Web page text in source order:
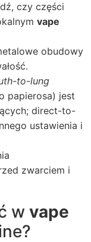
czy części
vape
obudowy
to-lung
papierosa) jest
direct-to-
ustawienia i
zwarciem i
w vape